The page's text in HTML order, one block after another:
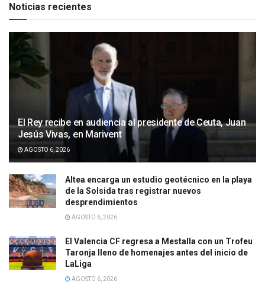
Noticias recientes
El Rey recibe en audiencia al presidente de Ceuta, Juan
Jesús Vivas, en Marivent
AGOSTO 6, 2026
Altea encarga un estudio geotécnico en la playa
de la Solsida tras registrar nuevos
desprendimientos
AGOSTO 6, 2026
El Valencia CF regresa a Mestalla con un Trofeu
Taronja lleno de homenajes antes del inicio de
LaLiga
AGOSTO 6, 2026